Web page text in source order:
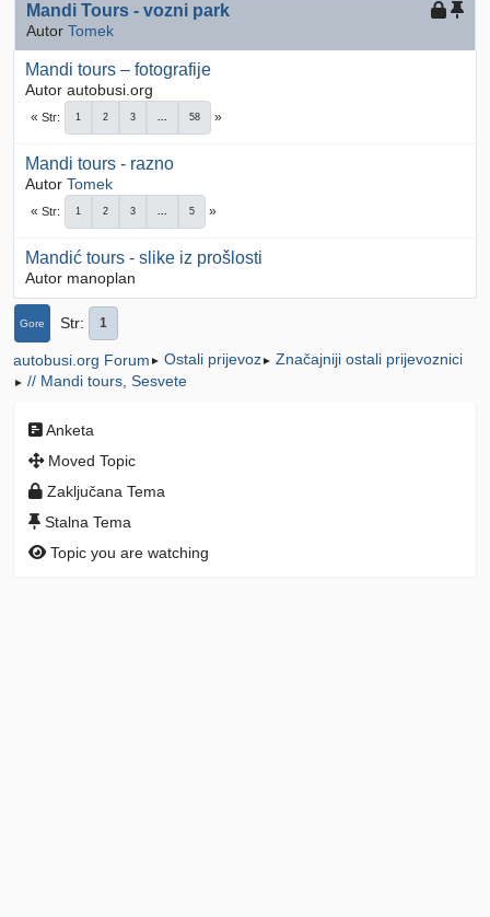
Mandi Tours - vozni park
Autor Tomek
Mandi tours – fotografije
Autor autobusi.org
Str 1 2 3 ... 58
Mandi tours - razno
Autor Tomek
Str 1 2 3 ... 5
Mandić tours - slike iz prošlosti
Autor manoplan
Gore Str 1
autobusi.org Forum ► Ostali prijevoz► Značajniji ostali prijevoznici
► // Mandi tours, Sesvete
Anketa
Moved Topic
Zaključana Tema
Stalna Tema
Topic you are watching